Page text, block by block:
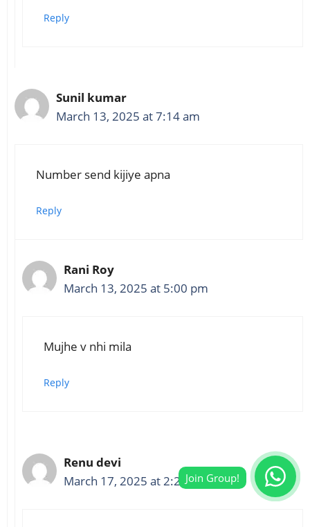
Reply
Sunil kumar
March 13, 2025 at 7:14 am
Number send kijiye apna
Reply
Rani Roy
March 13, 2025 at 5:00 pm
Mujhe v nhi mila
Reply
Renu devi
March 17, 2025 at 2:25 pm